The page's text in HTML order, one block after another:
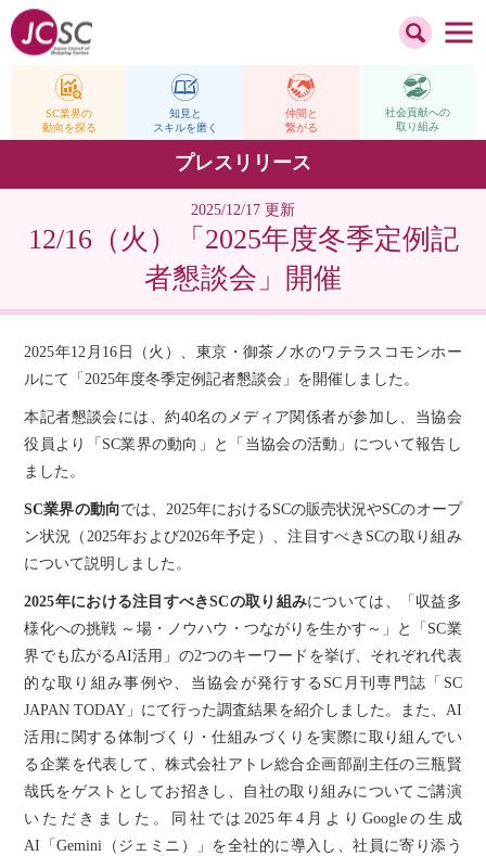
SC業界の
動向を探る
知見と
スキルを磨く
仲間と
繋がる
社会貢献への
取り組み
プレスリリース
2025/12/17 更新
12/16（火）「2025年度冬季定例記
者懇談会」開催
2025年12月16日（火）、東京・御茶ノ水のワテラスコモンホー
ルにて「2025年度冬季定例記者懇談会」を開催しました。
本記者懇談会には、約40名のメディア関係者が参加し、当協会
役員より「SC業界の動向」と「当協会の活動」について報告し
ました。
SC業界の動向では、2025年におけるSCの販売状況やSCのオープ
ン状況（2025年および2026年予定）、注目すべきSCの取り組み
について説明しました。
2025年における注目すべきSCの取り組みについては、「収益多
様化への挑戦 ～場・ノウハウ・つながりを生かす～」と「SC業
界でも広がるAI活用」の2つのキーワードを挙げ、それぞれ代表
的な取り組み事例や、当協会が発行するSC月刊専門誌「SC
JAPAN TODAY」にて行った調査結果を紹介しました。また、AI
活用に関する体制づくり・仕組みづくりを実際に取り組んでい
る企業を代表して、株式会社アトレ総合企画部副主任の三瓶賢
哉氏をゲストとしてお招きし、自社の取り組みについてご講演
いただきました。同社では2025年4月よりGoogleの生成
AI「Gemini（ジェミニ）」を全社的に導入し、社員に寄り添う